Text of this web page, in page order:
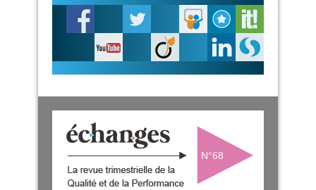
N°68